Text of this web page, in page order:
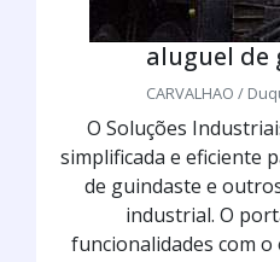
aluguel de
CARVALHAO /
O Soluções
simplificada e eficiente
de guindaste e
industrial. O
funcionalidades com